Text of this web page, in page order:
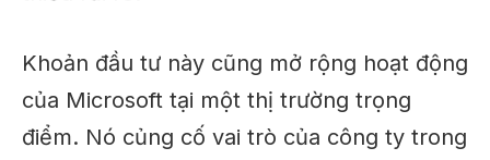
Khoản đầu tư này cũng mở rộng hoạt động
của Microsoft tại một thị trường trọng
điểm. Nó củng cố vai trò của công ty trong